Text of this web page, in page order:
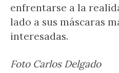
enfrentarse a la
lado a sus máscaras
interesadas.
Foto Carlos Delgado